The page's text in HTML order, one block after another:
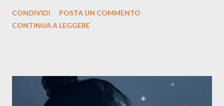
testo ibrido tra italiano e siciliano, e un’urgenza espressiva che
La canzone racconta la difficoltà di creare, e perfino di esistere,
sotto il peso della realtà. Ma lo fa cercando una via d’uscita, una
CONDIVIDI
POSTA UN COMMENTO
CONTINUA A LEGGERE